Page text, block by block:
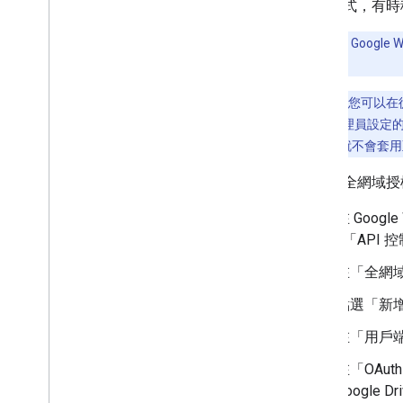
料的方式，有
透過 Google
雖然您可以
Workspace 管理員設
件，這項政策就不會套
如要將全網域
在
>「API
在「全網
點選「新
在「用戶
在「
Google